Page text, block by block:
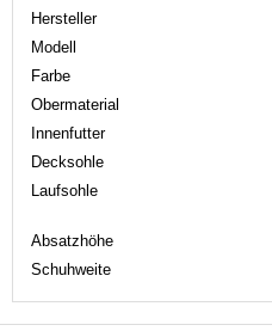
Hersteller
Modell
Farbe
Obermaterial
Innenfutter
Decksohle
Laufsohle
Absatzhöhe
Schuhweite